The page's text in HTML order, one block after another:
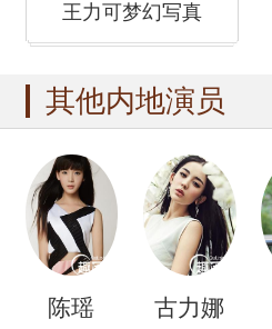
王力可梦幻写真
其他内地演员
陈瑶 古力娜